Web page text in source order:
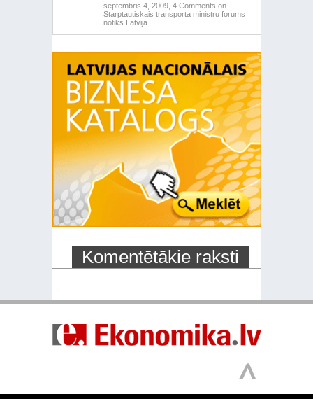
septembris 4, 2009, 4 Comments on
Starptautiskais transporta ministru forums
notiks Latvijā
Komentētākie raksti